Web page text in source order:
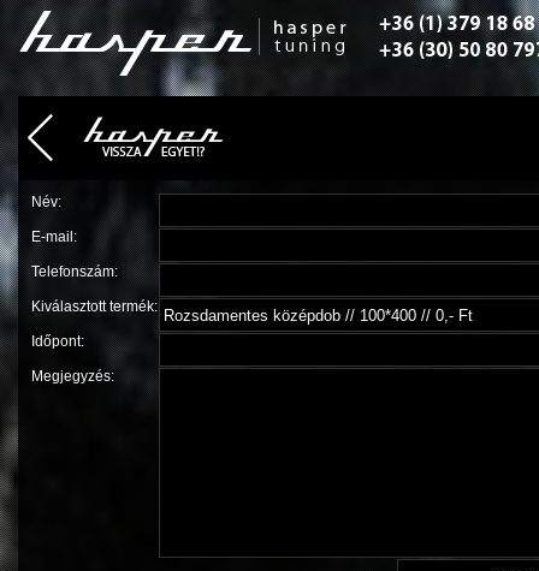
Név:
E-mail:
Telefonszám:
Kiválasztott termék:
Időpont:
Megjegyzés: